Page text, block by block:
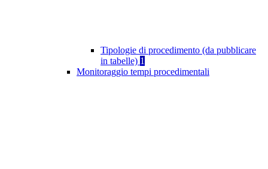
Tipologie di procedimento (da pubblicare
in tabelle) 1
Monitoraggio tempi procedimentali